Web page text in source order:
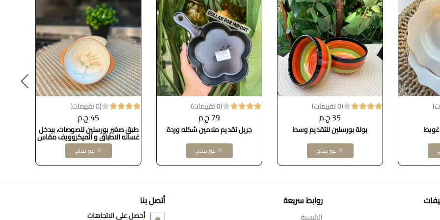
(0 تقييمات)
35 ج.م
بولة بورسلين للتقديم وسط
غير متاح
(0 تقييمات)
79 ج.م
جريل تقديم ملامين شكله وردة
غير متاح
(0 تقييمات)
45 ج.م
طبق صغير بورسلين للصوصات، بيدخل
غساله الاطباق و الميكروويف مقاس
10سمغير متاح
روابط سريعة
الرئيسية
أتصل بنا
أحصل على الاتجاهات